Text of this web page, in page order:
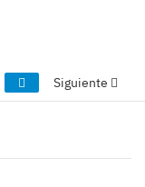
Siguiente